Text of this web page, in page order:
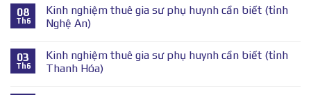
08
Th6
Kinh nghiệm thuê gia sư phụ huynh cần biết (tỉnh
Nghệ An)
03
Th6
Kinh nghiệm thuê gia sư phụ huynh cần biết (tỉnh
Thanh Hóa)